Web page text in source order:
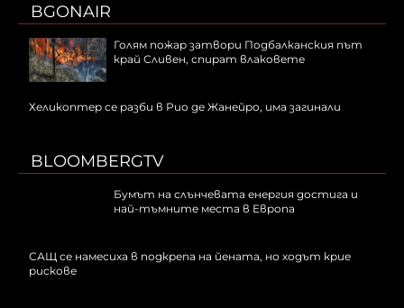
BGONAIR
Голям пожар затвори Подбалканския път
край Сливен, спират влаковете
Хеликоптер се разби в Рио де Жанейро, има загинали
BLOOMBERGTV
Бумът на слънчевата енергия достига и
най-тъмните места в Европа
САЩ се намесиха в подкрепа на йената, но ходът крие
рискове